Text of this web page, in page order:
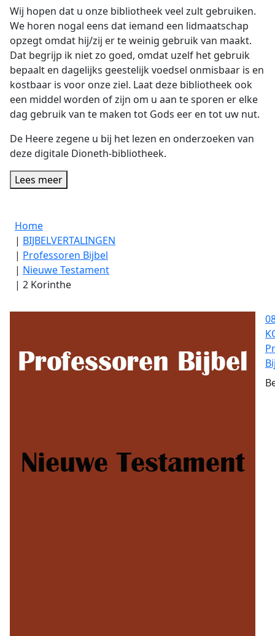
Wij hopen dat u onze bibliotheek veel zult gebruiken.
We horen nogal eens dat iemand een lidmaatschap
opzegt omdat hij/zij er te weinig gebruik van maakt.
Dat begrijp ik niet zo goed, omdat uzelf het gebruik
bepaalt en dagelijks geestelijk voedsel onmisbaar is en
kostbaar is voor onze ziel. Laat deze bibliotheek ook
een middel worden of zijn om u aan te sporen er elke
dag gebruik van te maken tot Gods eer en tot uw nut.
De Heere zegene u bij het lezen en onderzoeken van
deze digitale Dioneth-bibliotheek.
Lees meer
Home
| BIJBELVERTALINGEN
| Professoren Bijbel
| Nieuwe Testament
| 2 Korinthe